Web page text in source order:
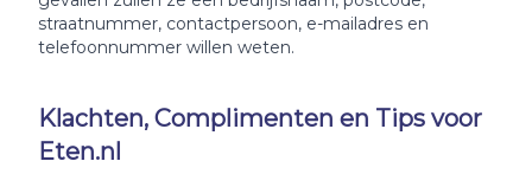
straatnummer, contactpersoon, e-mailadres en
telefoonnummer willen weten.
Klachten, Complimenten en Tips voor
Eten.nl